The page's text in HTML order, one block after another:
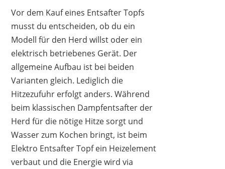
Vor dem Kauf eines Entsafter Topfs
musst du entscheiden, ob du ein
Modell für den Herd willst oder ein
elektrisch betriebenes Gerät. Der
allgemeine Aufbau ist bei beiden
Varianten gleich. Lediglich die
Hitzezufuhr erfolgt anders. Während
beim klassischen Dampfentsafter der
Herd für die nötige Hitze sorgt und
Wasser zum Kochen bringt, ist beim
Elektro Entsafter Topf ein Heizelement
verbaut und die Energie wird via